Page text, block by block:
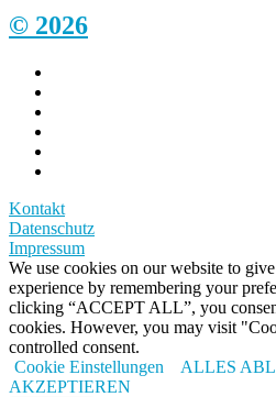
© 2026
Kontakt
Datenschutz
Impressum
We use cookies on our website to
experience by remembering your
clicking “ACCEPT ALL”, you
cookies. However, you may visit
controlled consent.
Cookie Einstellungen
ALLES
AKZEPTIEREN